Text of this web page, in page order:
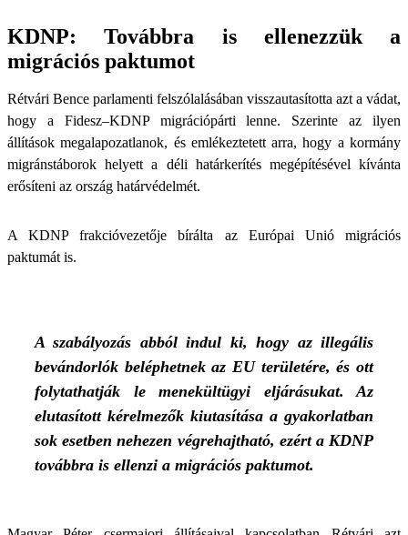
KDNP: Továbbra is ellenezzük a
migrációs paktumot
Rétvári Bence parlamenti felszólalásában visszautasította azt a vádat,
hogy a Fidesz–KDNP migrációpárti lenne. Szerinte az ilyen
állítások megalapozatlanok, és emlékeztetett arra, hogy a kormány
migránstáborok helyett a déli határkerítés megépítésével kívánta
erősíteni az ország határvédelmét.
A KDNP frakcióvezetője bírálta az Európai Unió migrációs
paktumát is.
A szabályozás abból indul ki, hogy az illegális
bevándorlók beléphetnek az EU területére, és ott
folytathatják le menekültügyi eljárásukat. Az
elutasított kérelmezők kiutasítása a gyakorlatban
sok esetben nehezen végrehajtható, ezért a KDNP
továbbra is ellenzi a migrációs paktumot.